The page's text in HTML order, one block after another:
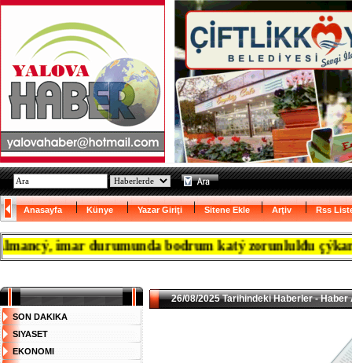
Anasayfa Künye Yazar Giriţi Sitene Ekle Arţiv Rss
imar durumunda bodrum katý zorunlulđu
SON DAKIKA
SIYASET
EKONOMI
26/08/2025 Tarihindeki Haberler - Haber